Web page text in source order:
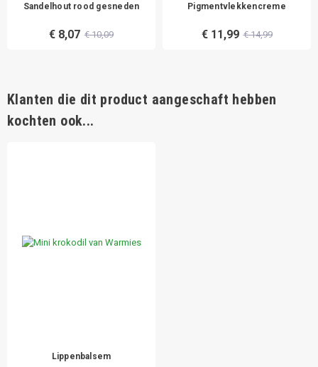
Sandelhout rood gesneden
€ 8,07 € 10,09
Pigmentvlekkencreme
€ 11,99 € 14,99
Klanten die dit product aangeschaft hebben
kochten ook...
Lippenbalsem